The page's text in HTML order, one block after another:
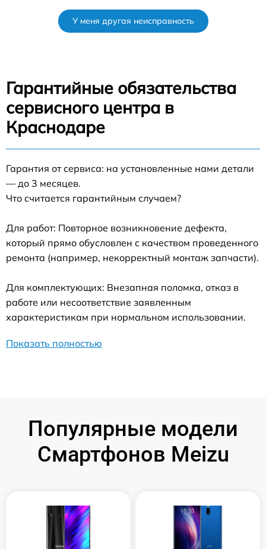
У меня другая неисправность
Гарантийные обязательства
сервисного центра в
Краснодаре
Гарантия от сервиса: на установленные нами детали
— до 3 месяцев.
Что считается гарантийным случаем?
Для работ: Повторное возникновение дефекта,
который прямо обусловлен с качеством проведенного
ремонта (например, некорректный монтаж запчасти).
Для комплектующих: Внезапная поломка, отказ в
работе или несоответствие заявленным
характеристикам при нормальном использовании.
Показать полностью
Популярные модели
Смартфонов Meizu